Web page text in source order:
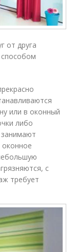
от друга
или в оконный
либо
с
требует